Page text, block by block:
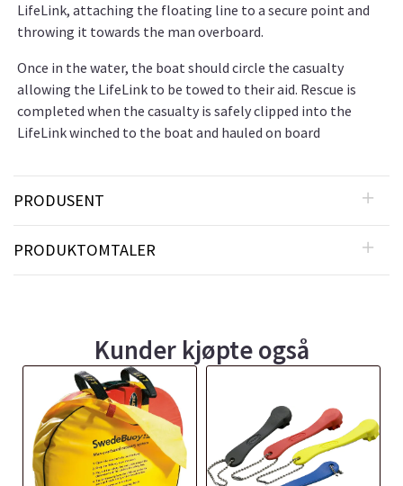
LifeLink, attaching the floating line to a secure point and
throwing it towards the man overboard.
Once in the water, the boat should circle the casualty
allowing the LifeLink to be towed to their aid. Rescue is
completed when the casualty is safely clipped into the
LifeLink winched to the boat and hauled on board
PRODUSENT
PRODUKTOMTALER
Kunder kjøpte også